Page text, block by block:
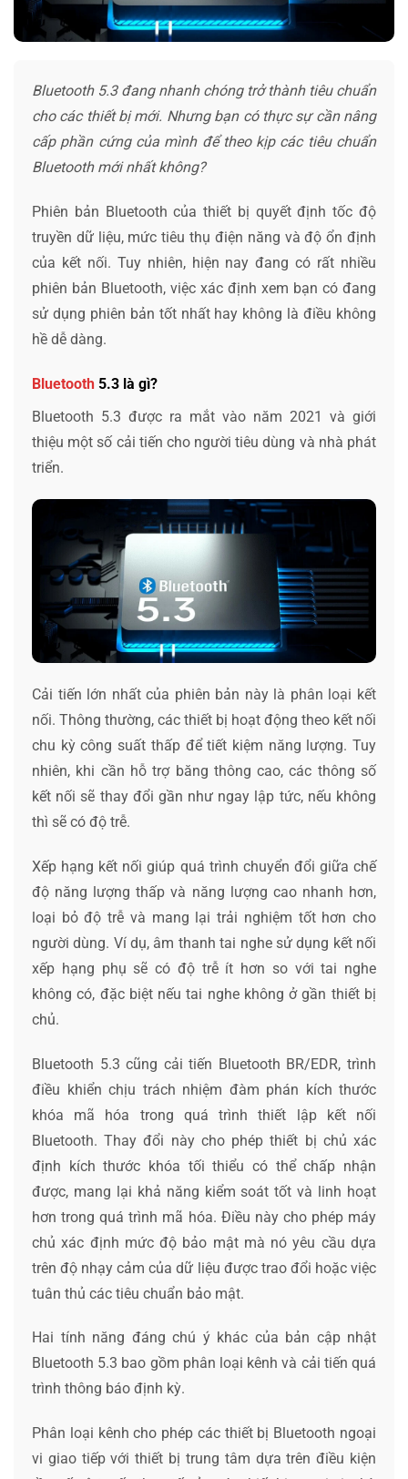
Bluetooth 5.3 đang nhanh chóng trở thành tiêu chuẩn
cho các thiết bị mới. Nhưng bạn có thực sự cần nâng
cấp phần cứng của mình để theo kịp các tiêu chuẩn
Bluetooth mới nhất không?
Phiên bản Bluetooth của thiết bị quyết định tốc độ
truyền dữ liệu, mức tiêu thụ điện năng và độ ổn định
của kết nối. Tuy nhiên, hiện nay đang có rất nhiều
phiên bản Bluetooth, việc xác định xem bạn có đang
sử dụng phiên bản tốt nhất hay không là điều không
hề dễ dàng.
Bluetooth 5.3 là gì?
Bluetooth 5.3 được ra mắt vào năm 2021 và giới
thiệu một số cải tiến cho người tiêu dùng và nhà phát
triển.
Cải tiến lớn nhất của phiên bản này là phân loại kết
nối. Thông thường, các thiết bị hoạt động theo kết nối
chu kỳ công suất thấp để tiết kiệm năng lượng. Tuy
nhiên, khi cần hỗ trợ băng thông cao, các thông số
kết nối sẽ thay đổi gần như ngay lập tức, nếu không
thì sẽ có độ trễ.
Xếp hạng kết nối giúp quá trình chuyển đổi giữa chế
độ năng lượng thấp và năng lượng cao nhanh hơn,
loại bỏ độ trễ và mang lại trải nghiệm tốt hơn cho
người dùng. Ví dụ, âm thanh tai nghe sử dụng kết nối
xếp hạng phụ sẽ có độ trễ ít hơn so với tai nghe
không có, đặc biệt nếu tai nghe không ở gần thiết bị
chủ.
Bluetooth 5.3 cũng cải tiến Bluetooth BR/EDR, trình
điều khiển chịu trách nhiệm đàm phán kích thước
khóa mã hóa trong quá trình thiết lập kết nối
Bluetooth. Thay đổi này cho phép thiết bị chủ xác
định kích thước khóa tối thiểu có thể chấp nhận
được, mang lại khả năng kiểm soát tốt và linh hoạt
hơn trong quá trình mã hóa. Điều này cho phép máy
chủ xác định mức độ bảo mật mà nó yêu cầu dựa
trên độ nhạy cảm của dữ liệu được trao đổi hoặc việc
tuân thủ các tiêu chuẩn bảo mật.
Hai tính năng đáng chú ý khác của bản cập nhật
Bluetooth 5.3 bao gồm phân loại kênh và cải tiến quá
trình thông báo định kỳ.
Phân loại kênh cho phép các thiết bị Bluetooth ngoại
vi giao tiếp với thiết bị trung tâm dựa trên điều kiện